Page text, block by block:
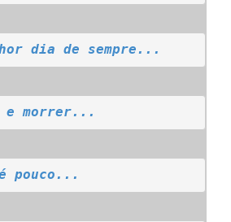
dia de sempre...
e morrer...
pouco...